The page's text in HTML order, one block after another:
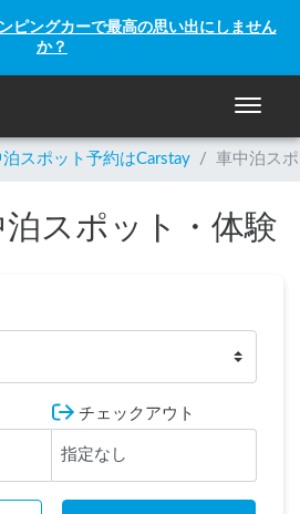
ピングカーで最高の思い出にしません
か？
ナビゲ
スポット予約はCarstay / 車中泊ス
スポット・体験
チェックアウト